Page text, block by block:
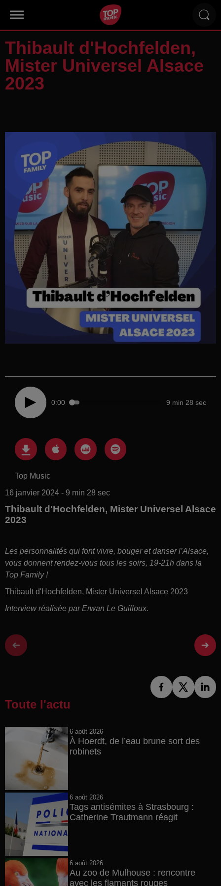
Thibault d'Hochfelden,
Mister Universel Alsace
2023
0:00 9 min 28 sec
Top Music
16 janvier 2024 - 9 min 28 sec
Thibault d'Hochfelden, Mister Universel Alsace
2023
Les personnalités qui font vivre, bouger et danser l’Alsace,
vous donnent rendez-vous tous les soirs, 19-21h dans la
Top Family !
Thibault d'Hochfelden, Mister Universel Alsace 2023
Interview réalisée par Erwan Le Guilloux.
Toute l'actu
6 août 2026
À Hoerdt, de l’eau brune sort des
robinets
6 août 2026
Tags antisémites à Strasbourg :
Catherine Trautmann réagit
6 août 2026
Au zoo de Mulhouse : rencontre
avec les flamants rouges